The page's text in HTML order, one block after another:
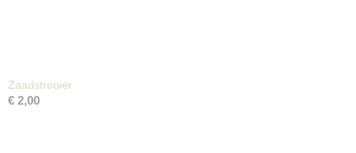
Zaadstrooier
€ 2,00